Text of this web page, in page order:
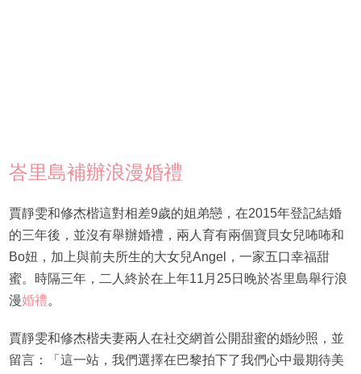
峇里島補辦浪漫婚禮
賈靜雯和修杰楷這對相差9歲的姐弟戀，在2015年登記結婚
的三年後，並沒有舉辦婚禮，兩人育有兩個寶貝女兒咘咘和
Bo妞，加上與前夫所生的大女兒Angel，一家五口幸福甜
蜜。時隔三年，二人終於在上年11月25日晚於峇里島舉行浪
漫婚禮。
賈靜雯和修杰楷夫妻兩人在社交網首公開甜蜜的婚紗照，並
留言：「這一站，我們選擇在巴黎拍下了我們心中最期待美